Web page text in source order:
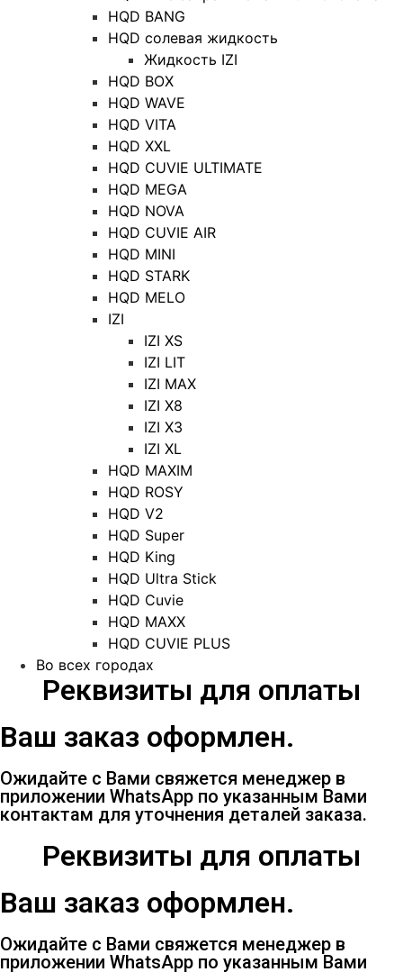
HQD BANG
HQD солевая жидкость
Жидкость IZI
HQD BOX
HQD WAVE
HQD VITA
HQD XXL
HQD CUVIE ULTIMATE
HQD MEGA
HQD NOVA
HQD CUVIE AIR
HQD MINI
HQD STARK
HQD MELO
IZI
IZI XS
IZI LIT
IZI MAX
IZI X8
IZI X3
IZI XL
HQD MAXIM
HQD ROSY
HQD V2
HQD Super
HQD King
HQD Ultra Stick
HQD Cuvie
HQD MAXX
HQD CUVIE PLUS
Во всех городах
Реквизиты для оплаты
Ваш заказ оформлен.
Ожидайте с Вами свяжется менеджер в
приложении WhatsApp по указанным Вами
контактам для уточнения деталей заказа.
Реквизиты для оплаты
Ваш заказ оформлен.
Ожидайте с Вами свяжется менеджер в
приложении WhatsApp по указанным Вами